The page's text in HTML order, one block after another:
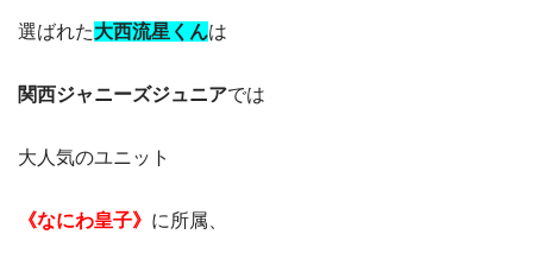
選ばれた大西流星くんは
関西ジャニーズジュニアでは
大人気のユニット
《なにわ皇子》 に所属、